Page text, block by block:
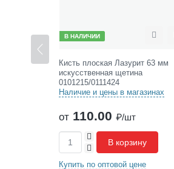
ОтложитьВ НАЛИЧИИ
Кисть плоская Лазурит 63 мм
искусственная щетина
0101215/0111424
Наличие и цены в магазинах
от 110.00 ₽/шт
-
+
В корзину
Купить по оптовой цене